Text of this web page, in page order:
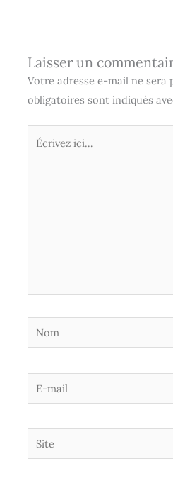
Laisser un
Votre adresse e-mail ne sera
obligatoires sont indiqués
Nom
E-
mail
Site